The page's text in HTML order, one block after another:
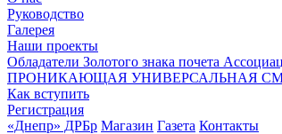
Руководство
Галерея
Наши проекты
Обладатели Золотого знака почета
ПРОНИКАЮЩАЯ УНИВЕРСАЛЬНАЯ
Как вступить
Регистрация
«Днепр» ДРБр Магазин Газета Контакты